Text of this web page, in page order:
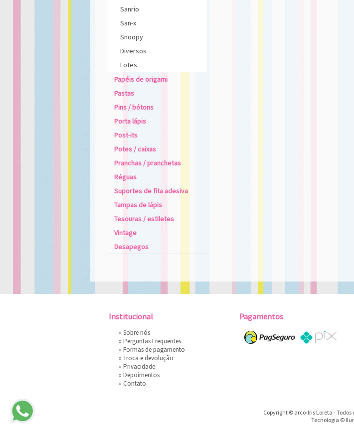
Sanrio
San-x
Snoopy
Diversos
Lotes
Papéis de origami
Pastas
Pins / bótons
Porta lápis
Post-its
Potes / caixas
Pranchas / pranchetas
Réguas
Suportes de fita adesiva
Tampas de lápis
Tesouras / estiletes
Vintage
Desapegos
Institucional
» Sobre nós
» Perguntas Frequentes
» Formas de pagamento
» Troca e devolução
» Privacidade
» Depoimentos
» Contato
Pagamentos
Copyright © arco-Iris Loreta - Todos
Tecnologia ©